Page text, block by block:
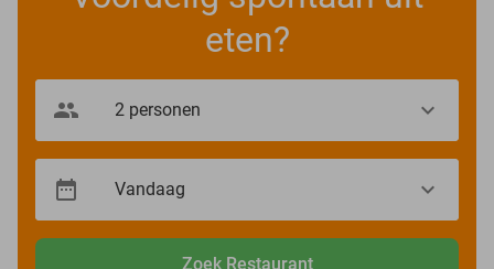
eten?
Zoek Restaurant